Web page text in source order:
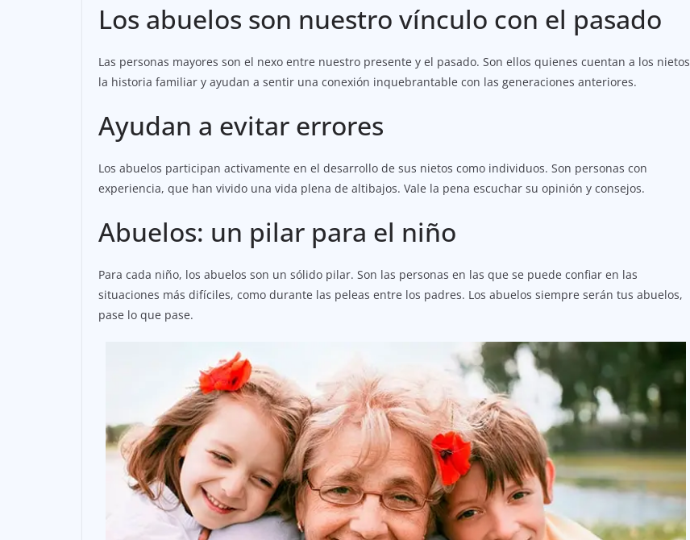
Los abuelos son nuestro vínculo con el pasado
Las personas mayores son el nexo entre nuestro presente y el pasado. Son ellos quienes cuentan a los nietos
la historia familiar y ayudan a sentir una conexión inquebrantable con las generaciones anteriores.
Ayudan a evitar errores
Los abuelos participan activamente en el desarrollo de sus nietos como individuos. Son personas con
experiencia, que han vivido una vida plena de altibajos. Vale la pena escuchar su opinión y consejos.
Abuelos: un pilar para el niño
Para cada niño, los abuelos son un sólido pilar. Son las personas en las que se puede confiar en las
situaciones más difíciles, como durante las peleas entre los padres. Los abuelos siempre serán tus abuelos,
pase lo que pase.